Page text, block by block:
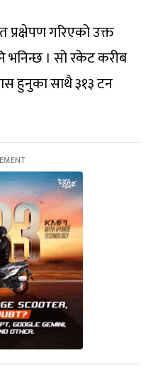
प्रक्षेपण गरिएको उक्त
भनिन्छ । सो रकेट करीब
हुनुका साथै ३१३ टन